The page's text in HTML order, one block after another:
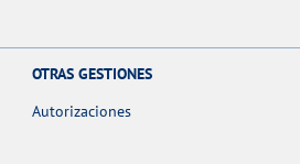
OTRAS GESTIONES
Autorizaciones